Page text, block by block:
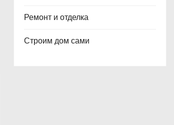
Ремонт и отделка
Строим дом сами